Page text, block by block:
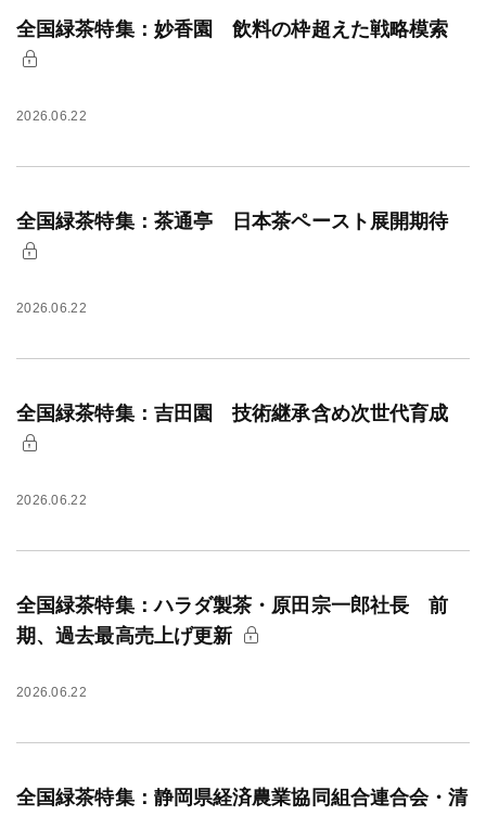
全国緑茶特集：妙香園 飲料の枠超えた戦略模索
2026.06.22
全国緑茶特集：茶通亭 日本茶ペースト展開期待
2026.06.22
全国緑茶特集：吉田園 技術継承含め次世代育成
2026.06.22
全国緑茶特集：ハラダ製茶・原田宗一郎社長 前
期、過去最高売上げ更新
2026.06.22
全国緑茶特集：静岡県経済農業協同組合連合会・清